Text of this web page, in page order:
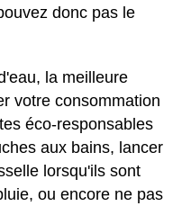
donc pas le
la meilleure
votre consommation
éco-responsables
aux bains, lancer
lorsqu'ils sont
ou encore ne pas